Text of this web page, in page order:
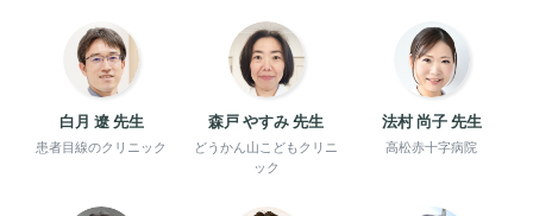
白月 遼 先生
患者目線のクリニック
森戸 やすみ 先生
どうかん山こどもクリニ
ック
法村 尚子 先生
高松赤十字病院